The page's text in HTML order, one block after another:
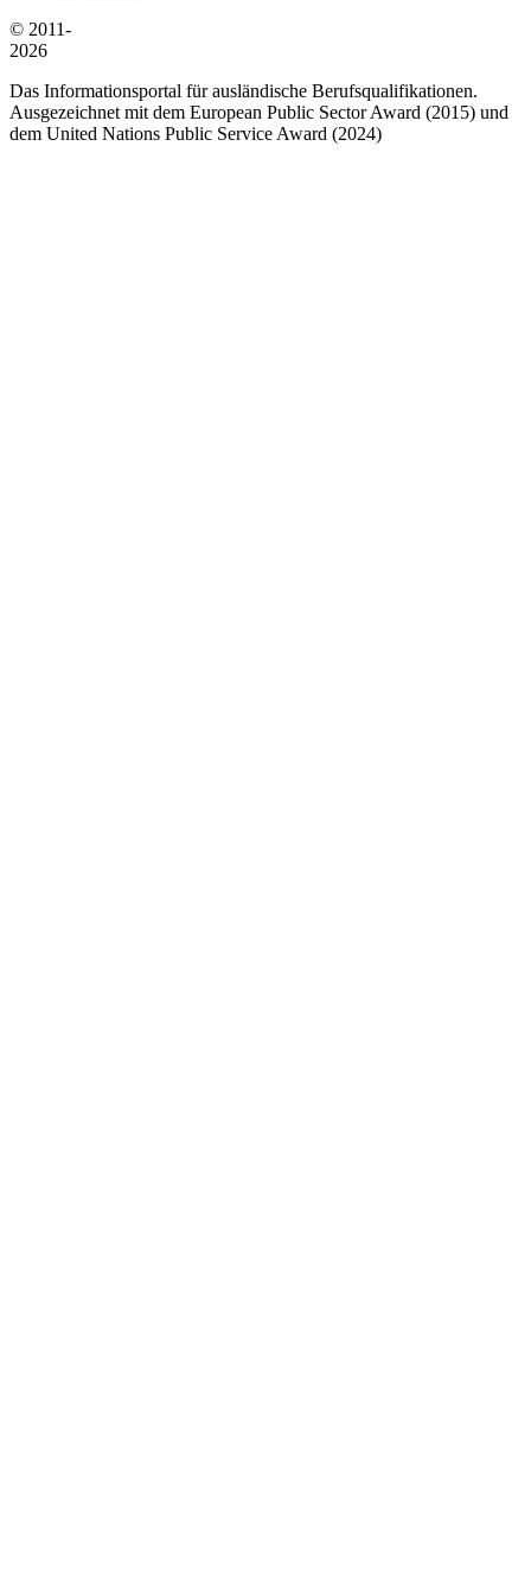
© 2011-
2026
Das Informationsportal für ausländische Berufsqualifikationen.
Ausgezeichnet mit dem European Public Sector Award (2015) und
dem United Nations Public Service Award (2024)